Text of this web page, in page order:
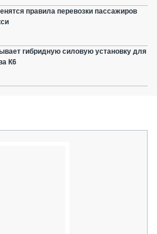
правила перевозки пассажиров
гибридную силовую установку для
К6